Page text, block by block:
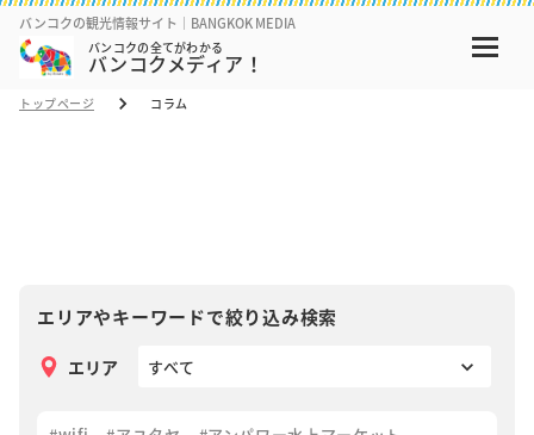
バンコクの観光情報サイト｜BANGKOK MEDIA
バンコクの全てがわかる
バンコクメディア！
トップページ コラム
エリアやキーワードで絞り込み検索
エリア